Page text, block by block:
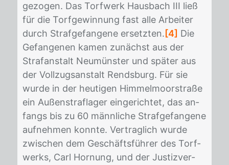
ge­zo­gen. Das Torf­werk Haus­bach III ließ
für die Torf­ge­win­nung fast alle Ar­bei­ter
durch Straf­ge­fan­ge­ne er­setz­ten. [4] Die
Ge­fan­ge­nen ka­men zu­nächst aus der
Straf­an­stalt Neu­müns­ter und spä­ter aus
der Voll­zugs­an­stalt Rends­burg. Für sie
wur­de in der heu­ti­gen Him­mel­moor­stra­ße
ein Au­ßen­straf­la­ger ein­ge­rich­tet, das an­
fangs bis zu 60 männ­li­che Straf­ge­fan­ge­ne
auf­neh­men konn­te. Ver­trag­lich wur­de
zwi­schen dem Ge­schäfts­füh­rer des Torf­
werks, Carl Hor­nung, und der Jus­tiz­ver­